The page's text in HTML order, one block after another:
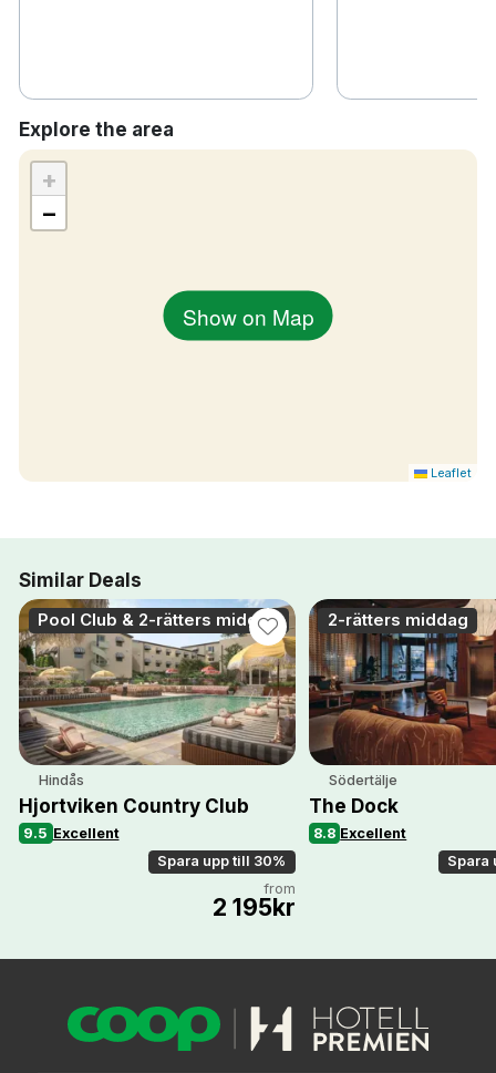
Explore the area
Show on Map
+
−
Leaflet
Similar Deals
Pool Club & 2-rätters middag
Hindås
Hjortviken Country Club
9.5 Excellent
Spara upp till 30%
from
2 195kr
2-rätters middag
Södertälje
The Dock
8.8 Excellent
Spara